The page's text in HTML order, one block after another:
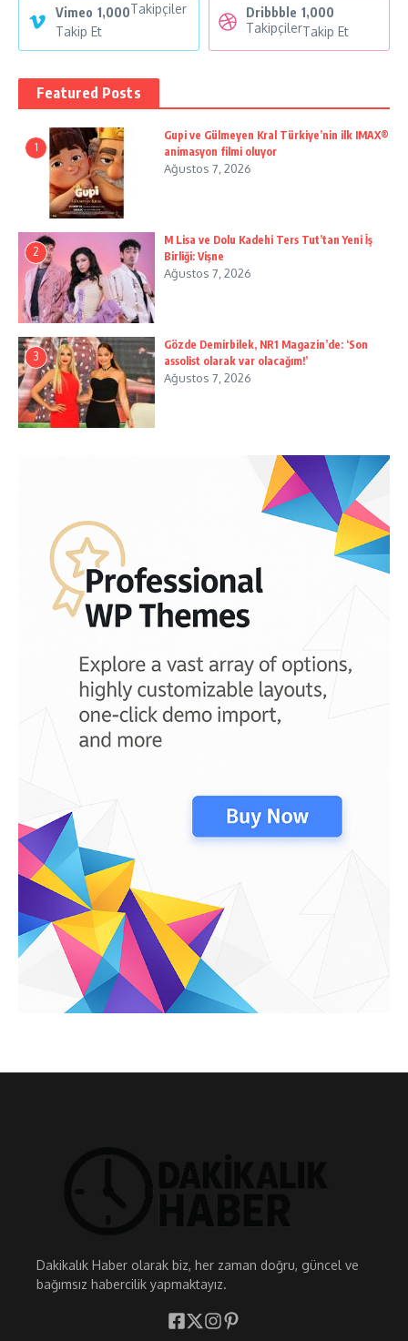
Vimeo 1,000Takipçiler
Takip Et
Dribbble 1,000
TakipçilerTakip Et
Featured Posts
1
Gupi ve Gülmeyen Kral Türkiye’nin ilk IMAX®
animasyon filmi oluyor
Ağustos 7, 2026
2
M Lisa ve Dolu Kadehi Ters Tut’tan Yeni İş
Birliği: Vişne
Ağustos 7, 2026
3
Gözde Demirbilek, NR1 Magazin’de: ‘Son
assolist olarak var olacağım!’
Ağustos 7, 2026
Dakikalık Haber olarak biz, her zaman doğru, güncel ve
bağımsız habercilik yapmaktayız.